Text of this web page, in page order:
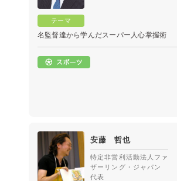
名監督達から学んだスーパー人心掌握術
安藤 哲也
特定非営利活動法人ファ
ザーリング・ジャパン
代表